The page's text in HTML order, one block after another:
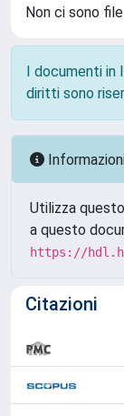
Non ci sono
I documenti in
diritti sono
Utilizza
a questo
https://
Citazioni